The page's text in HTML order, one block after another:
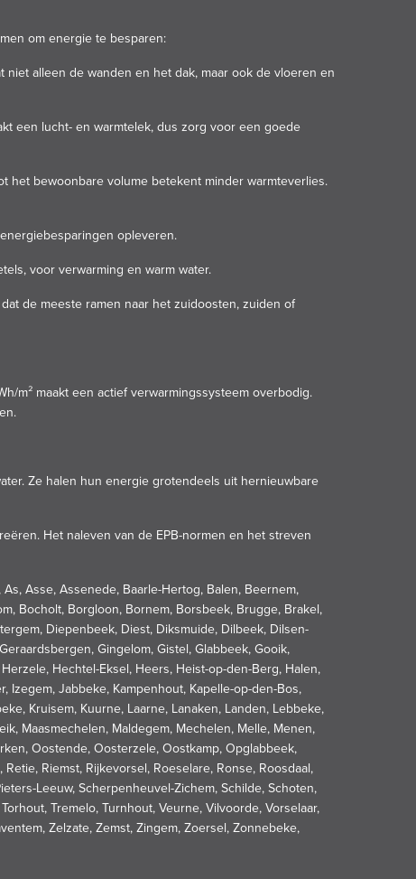
om energie te besparen:
alleen de wanden en het dak, maar ook de vloeren en
een lucht- en warmtelek, dus zorg voor een goede
het bewoonbare volume betekent minder warmteverlies.
opleveren.
voor verwarming en warm water.
de meeste ramen naar het zuidoosten, zuiden of
m² maakt een actief verwarmingssysteem overbodig.
Ze halen hun energie grotendeels uit hernieuwbare
Het naleven van de EPB-normen en het streven
Asse, Assenede, Baarle-Hertog, Balen, Beernem,
Bocholt, Borgloon, Bornem, Borsbeek, Brugge, Brakel,
Diepenbeek, Diest, Diksmuide, Dilbeek, Dilsen-
Gingelom, Gistel, Glabbeek, Gooik,
Hechtel-Eksel, Heers, Heist-op-den-Berg, Halen,
Jabbeke, Kampenhout, Kapelle-op-den-Bos,
Kruisem, Kuurne, Laarne, Lanaken, Landen, Lebbeke,
Maasmechelen, Maldegem, Mechelen, Melle, Menen,
Oostende, Oosterzele, Oostkamp, Opglabbeek,
Riemst, Rijkevorsel, Roeselare, Ronse, Roosdaal,
Leeuw, Scherpenheuvel-Zichem, Schilde, Schoten,
Tremelo, Turnhout, Veurne, Vilvoorde, Vorselaar,
Zelzate, Zemst, Zingem, Zoersel, Zonnebeke,